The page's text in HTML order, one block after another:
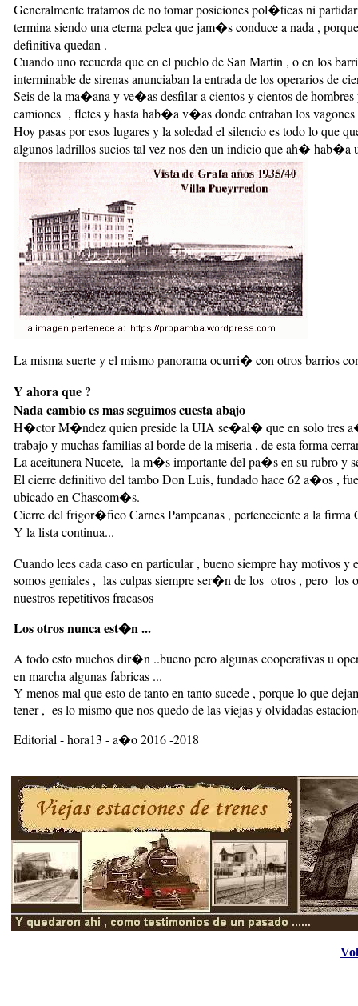
Generalmente tratamos de no tomar posiciones pol�ticas ni
termina siendo una eterna pelea que jam�s conduce a nada ,
definitiva quedan .
Cuando uno recuerda que en el pueblo de San Martin , o en los
interminable de sirenas anunciaban la entrada de los operarios de
Seis de la ma�ana y ve�as desfilar a cientos y cientos de
camiones , fletes y hasta hab�a v�as donde entraban los vagones
Hoy pasas por esos lugares y la soledad el silencio es todo lo que
algunos ladrillos sucios tal vez nos den un indicio que ah�
La misma suerte y el mismo panorama ocurri� con otros barrios
Y ahora que ?
Nada cambio es mas seguimos cuesta abajo
H�ctor M�ndez quien preside la UIA se�al� que en solo tres
trabajo y muchas familias al borde de la miseria , de esta forma
La aceitunera Nucete, la m�s importante del pa�s en su rubro y
El cierre definitivo del tambo Don Luis, fundado hace 62 a�os ,
ubicado en Chascom�s.
Cierre del frigor�fico Carnes Pampeanas , perteneciente a la firma
Y la lista continua...
Cuando lees cada caso en particular , bueno siempre hay motivos
somos geniales , las culpas siempre ser�n de los otros , pero los
nuestros repetitivos fracasos
Los otros nunca est�n ...
A todo esto muchos dir�n ..bueno pero algunas cooperativas u
en marcha algunas fabricas ...
Y menos mal que esto de tanto en tanto sucede , porque lo que
tener , es lo mismo que nos quedo de las viejas y olvidadas
Editorial - hora13 - a�o 2016 -2018